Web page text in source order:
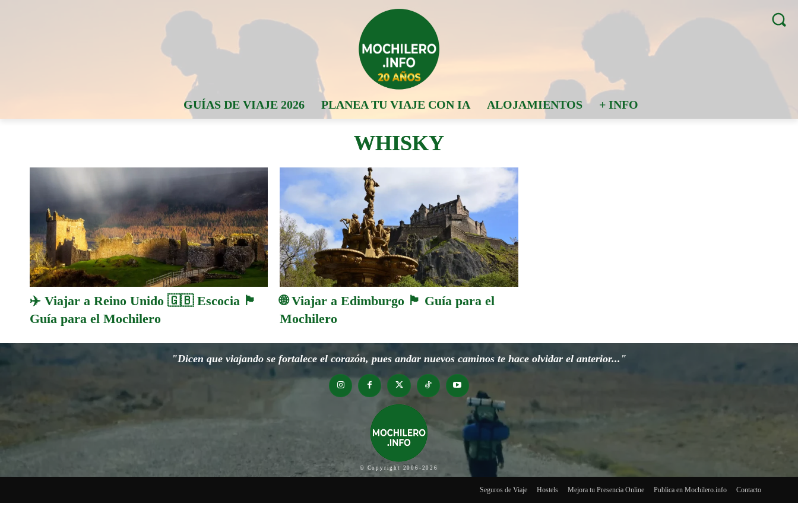
GUÍAS DE VIAJE 2026 PLANEA TU VIAJE CON IA ALOJAMIENTOS + INFO
WHISKY
✈️ Viajar a Reino Unido 🇬🇧 Escocia 🏴󠁧󠁢󠁳󠁣󠁴󠁿
Guía para el Mochilero
🌐 Viajar a Edimburgo 🏴󠁧󠁢󠁳󠁣󠁴󠁿 Guía para el
Mochilero
"Dicen que viajando se fortalece el corazón, pues andar nuevos caminos te hace olvidar el anterior..."
© Copyright 2006-2026
Seguros de Viaje Hostels Mejora tu Presencia Online Publica en Mochilero.info Contacto